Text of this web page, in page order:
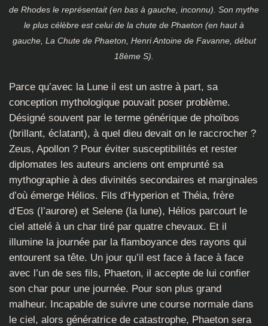
de Rhodes le représentait (en bas à gauche, inconnu). Son mythe
le plus célèbre est celui de la chute de Phaeton (en haut à
gauche, La Chute de Phaeton, Henri Antoine de Favanne, début
18ème S).
Parce qu’avec la Lune il est un astre à part, sa
conception mythologique pouvait poser problème.
Désigné souvent par le terme générique de phoïbos
(brillant, éclatant), à quel dieu devait on le raccrocher ?
Zeus, Apollon ? Pour éviter susceptibilités et rester
diplomates les auteurs anciens ont emprunté sa
mythographie à des divinités secondaires et marginales
d’où émerge Hélios. Fils d’Hyperion et Théia, frère
d’Eos (l’aurore) et Selene (la lune), Hélios parcourt le
ciel attelé à un char tiré par quatre chevaux. Et il
illumine la journée par la flamboyance des rayons qui
entourent sa tête. Un jour qu’il est face à face à face
avec l’un de ses fils, Phaeton, il accepte de lui confier
son char pour une journée. Pour son plus grand
malheur. Incapable de suivre une course normale dans
le ciel, alors génératrice de catastrophe, Phaeton sera